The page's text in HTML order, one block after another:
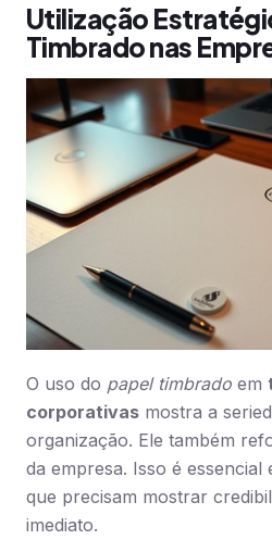
Utilização
Timbrado nas
O uso do papel timbrado em
corporativas mostra a
organização. Ele também
da empresa. Isso é essencial
que precisam mostrar
imediato.